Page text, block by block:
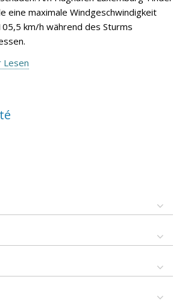
eine maximale Windgeschwindigkeit
km/h während des Sturms
Lesen